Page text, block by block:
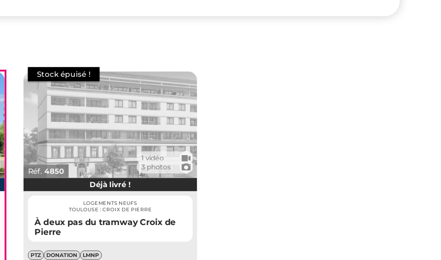
ouest,
hyperconnecté avec le
de par la présence
qui porte haut le niveau
fait du quartier un territoire
immobiliers neufs à
Réf.4850
1 vidéo 🎥
3 photos 📷
Déjà livré !
LOGEMENTS NEUFS
TOULOUSE : CROIX DE PIERRE
À deux pas du tramway Croix de
Pierre
PTZ DONATION LMNP